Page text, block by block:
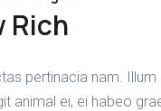
Rich
pertinacia nam.
animal ei, ei habeo